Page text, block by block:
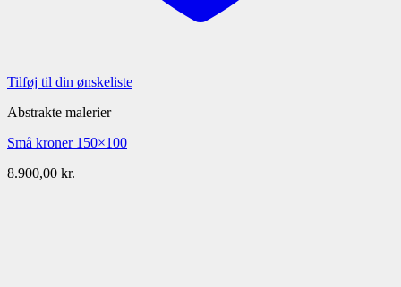
Tilføj til din ønskeliste
Abstrakte malerier
Små kroner 150×100
8.900,00 kr.